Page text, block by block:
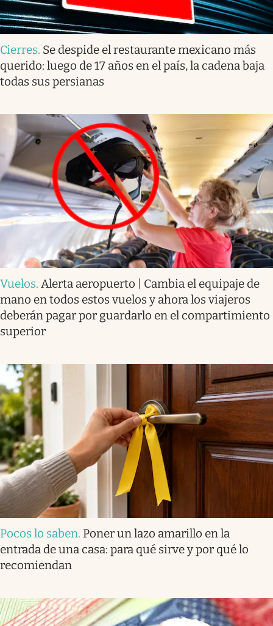
Cierres. Se despide el restaurante mexicano más
querido: luego de 17 años en el país, la cadena baja
todas sus persianas
Vuelos. Alerta aeropuerto | Cambia el equipaje de
mano en todos estos vuelos y ahora los viajeros
deberán pagar por guardarlo en el compartimiento
superior
Pocos lo saben. Poner un lazo amarillo en la
entrada de una casa: para qué sirve y por qué lo
recomiendan